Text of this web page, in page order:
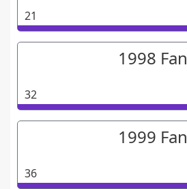
21
1998 Fan
32
1999 Fan
36